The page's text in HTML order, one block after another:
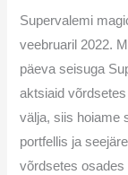
Supervalemi
veebruaril 2022.
päeva seisuga
aktsiaid
välja, siis hoiame
portfellis ja
võrdsetes osades